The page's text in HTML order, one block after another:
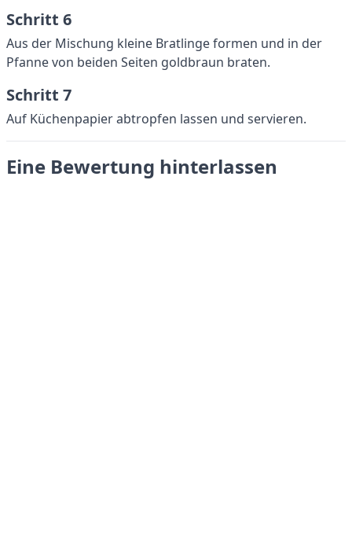
Schritt 6
Aus der Mischung kleine Bratlinge formen und in der
Pfanne von beiden Seiten goldbraun braten.
Schritt 7
Auf Küchenpapier abtropfen lassen und servieren.
Eine Bewertung hinterlassen